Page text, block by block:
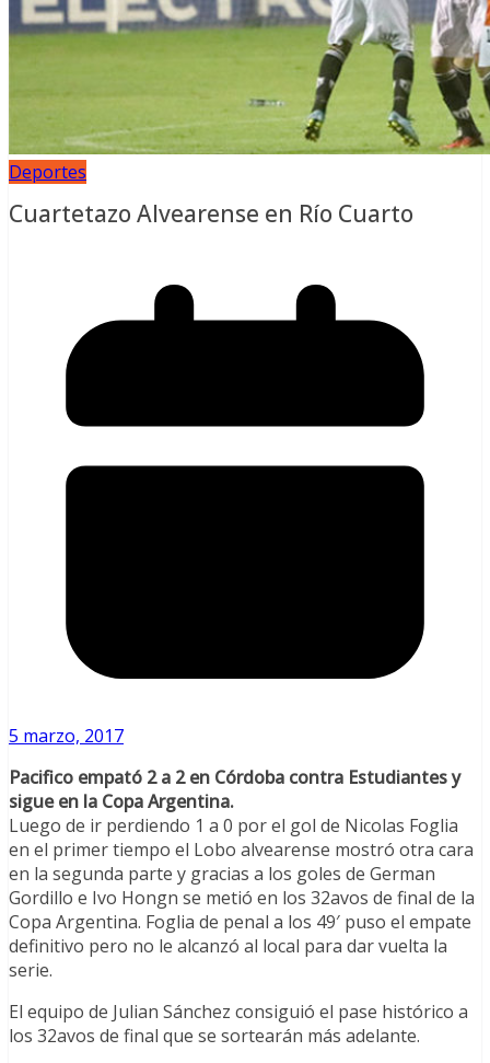
Deportes
Cuartetazo Alvearense en Río Cuarto
5 marzo, 2017
Pacifico empató 2 a 2 en Córdoba contra Estudiantes y
sigue en la Copa Argentina.
Luego de ir perdiendo 1 a 0 por el gol de Nicolas Foglia
en el primer tiempo el Lobo alvearense mostró otra cara
en la segunda parte y gracias a los goles de German
Gordillo e Ivo Hongn se metió en los 32avos de final de la
Copa Argentina. Foglia de penal a los 49′ puso el empate
definitivo pero no le alcanzó al local para dar vuelta la
serie.
El equipo de Julian Sánchez consiguió el pase histórico a
los 32avos de final que se sortearán más adelante.